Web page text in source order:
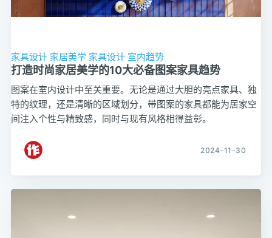
家具设计 家居美学 家具设计 室内趋势
打造时尚家居美学的10大必备图案家具趋势
图案在室内设计中至关重要。无论是通过大胆的亮点家具、独
特的纹理，还是清晰的区域划分，带图案的家具都能为居家空
间注入个性与精致感，同时与现有风格相得益彰。
2024-11-30